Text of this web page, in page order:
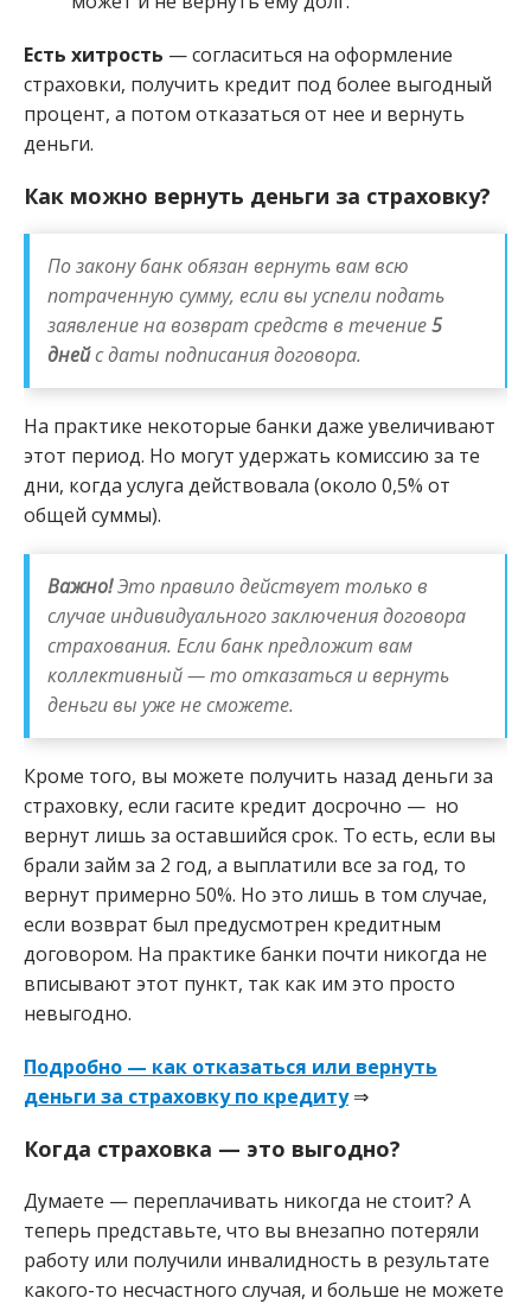
Есть хитрость — согласиться на оформление
страховки, получить кредит под более выгодный
процент, а потом отказаться от нее и вернуть
деньги.
Как можно вернуть деньги за страховку?
По закону банк обязан вернуть вам всю
потраченную сумму, если вы успели подать
заявление на возврат средств в течение5
днейс даты подписания договора.
На практике некоторые банки даже увеличивают
этот период. Но могут удержать комиссию за те
дни, когда услуга действовала (около 0,5% от
общей суммы).
Важно!Это правило действует только в
случае индивидуального заключения договора
страхования. Если банк предложит вам
коллективный — то отказаться и вернуть
деньги вы уже не сможете.
Кроме того, вы можете получить назад деньги за
страховку, если гасите кредит досрочно — но
вернут лишь за оставшийся срок. То есть, если вы
брали займ за 2 год, а выплатили все за год, то
вернут примерно 50%. Но это лишь в том случае,
если возврат был предусмотрен кредитным
договором. На практике банки почти никогда не
вписывают этот пункт, так как им это просто
невыгодно.
Подробно — как отказаться или вернуть
деньги за страховку по кредиту⇒
Когда страховка — это выгодно?
Думаете — переплачивать никогда не стоит? А
теперь представьте, что вы внезапно потеряли
работу или получили инвалидность в результате
какого-то несчастного случая, и больше не можете